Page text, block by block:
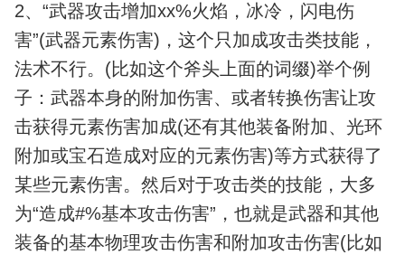
2、“武器攻击增加xx%火焰，冰冷，闪电伤
害”(武器元素伤害)，这个只加成攻击类技能，
法术不行。(比如这个斧头上面的词缀)举个例
子：武器本身的附加伤害、或者转换伤害让攻
击获得元素伤害加成(还有其他装备附加、光环
附加或宝石造成对应的元素伤害)等方式获得了
某些元素伤害。然后对于攻击类的技能，大多
为“造成#%基本攻击伤害”，也就是武器和其他
装备的基本物理攻击伤害和附加攻击伤害(比如